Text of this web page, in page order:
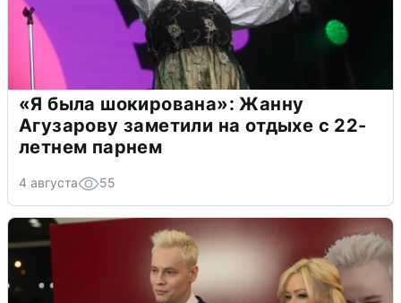
«Я была шокирована»: Жанну
Агузарову заметили на отдыхе с 22-
летнем парнем
4 августа 55